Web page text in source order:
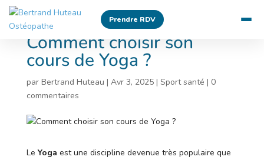
Comment choisir son
cours de Yoga ?
par Bertrand Huteau | Avr 3, 2025| Sport santé | 0
commentaires
Le Yoga est une discipline devenue très populaire que
Prendre RDV